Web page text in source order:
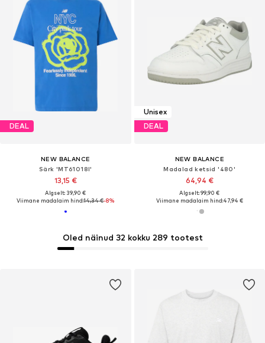
DEAL
NEW BALANCE
Särk 'MT61018I'
13,15 €
Algselt: 39,90 €
Viimane madalaim hind:14,34 €-8%
Unisex
DEAL
NEW BALANCE
Madalad ketsid '480'
64,94 €
Algselt: 99,90 €
Viimane madalaim hind:47,94 €
Oled näinud 32 kokku 289 tootest